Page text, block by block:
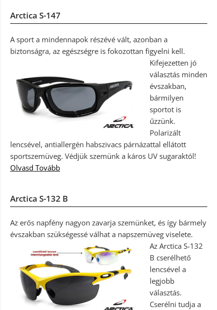
Arctica S-147
A sport a mindennapok részévé vált, azonban a
biztonságra, az egészségre is fokozottan figyelni kell.
Kifejezetten jó
választás minden
évszakban,
bármilyen
sportot is
űzzünk.
Polarizált
lencsével, antiallergén habszivacs párnázattal ellátott
sportszemüveg. Védjük szemünk a káros UV sugaraktól!
Olvasd Tovább
Arctica S-132 B
Az erős napfény nagyon zavarja szemünket, és így bármely
évszakban szükségessé válhat a napszemüveg viselete.
Az Arctica S-132
B cserélhető
lencsével a
legjobb
választás.
Cserélni tudja a